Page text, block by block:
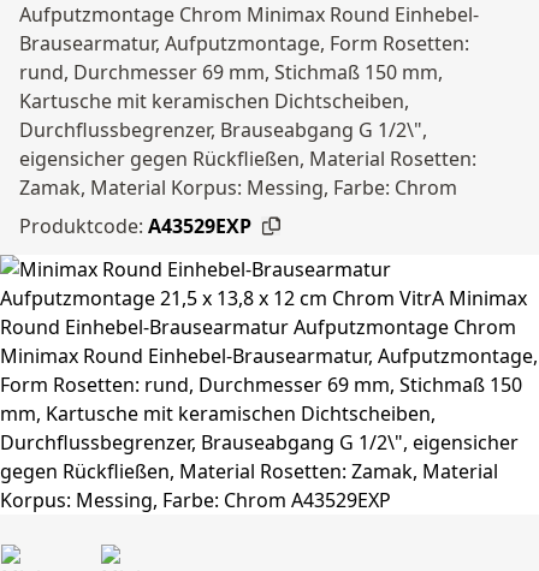
Aufputzmontage Chrom Minimax Round Einhebel-
Brausearmatur, Aufputzmontage, Form Rosetten:
rund, Durchmesser 69 mm, Stichmaß 150 mm,
Kartusche mit keramischen Dichtscheiben,
Durchflussbegrenzer, Brauseabgang G 1/2\",
eigensicher gegen Rückfließen, Material Rosetten:
Zamak, Material Korpus: Messing, Farbe: Chrom
Produktcode: A43529EXP